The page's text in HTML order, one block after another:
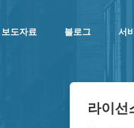
보도자료 블로그 서
라이선